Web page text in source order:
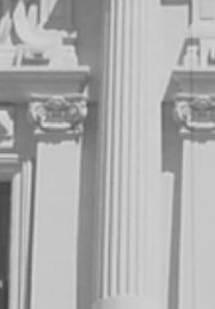
Física
Geociencias
Informática
Matemática
Estudiantes
Egresados